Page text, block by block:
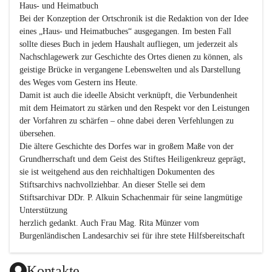
Haus- und Heimatbuch
Bei der Konzeption der Ortschronik ist die Redaktion von der Idee
eines „Haus- und Heimatbuches“ ausgegangen. Im besten Fall
sollte dieses Buch in jedem Haushalt aufliegen, um jederzeit als
Nachschlagewerk zur Geschichte des Ortes dienen zu können, als
geistige Brücke in vergangene Lebenswelten und als Darstellung
des Weges vom Gestern ins Heute.
Damit ist auch die ideelle Absicht verknüpft, die Verbundenheit
mit dem Heimatort zu stärken und den Respekt vor den Leistungen
der Vorfahren zu schärfen – ohne dabei deren Verfehlungen zu
übersehen.
Die ältere Geschichte des Dorfes war in großem Maße von der
Grundherrschaft und dem Geist des Stiftes Heiligenkreuz geprägt,
sie ist weitgehend aus den reichhaltigen Dokumenten des
Stiftsarchivs nachvollziehbar. An dieser Stelle sei dem
Stiftsarchivar DDr. P. Alkuin Schachenmair für seine langmütige
Unterstützung
herzlich gedankt. Auch Frau Mag. Rita Münzer vom
Burgenländischen Landesarchiv sei für ihre stete Hilfsbereitschaft
Dank gilt den Textautoren dieser Chronik, dem kleinen